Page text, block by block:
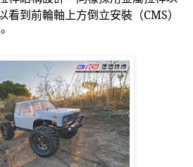
看到前輪軸上方倒立安裝（CMS）